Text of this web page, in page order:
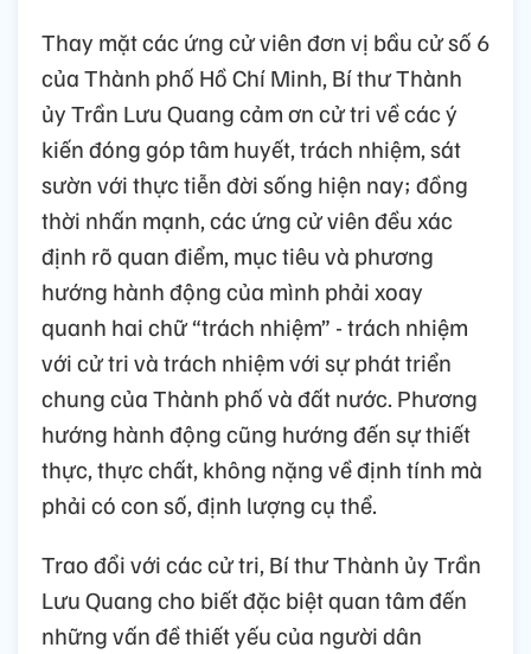
Thay mặt các ứng cử viên đơn vị bầu cử số 6
của Thành phố Hồ Chí Minh, Bí thư Thành
ủy Trần Lưu Quang cảm ơn cử tri về các ý
kiến đóng góp tâm huyết, trách nhiệm, sát
sườn với thực tiễn đời sống hiện nay; đồng
thời nhấn mạnh, các ứng cử viên đều xác
định rõ quan điểm, mục tiêu và phương
hướng hành động của mình phải xoay
quanh hai chữ “trách nhiệm” - trách nhiệm
với cử tri và trách nhiệm với sự phát triển
chung của Thành phố và đất nước. Phương
hướng hành động cũng hướng đến sự thiết
thực, thực chất, không nặng về định tính mà
phải có con số, định lượng cụ thể.
Trao đổi với các cử tri, Bí thư Thành ủy Trần
Lưu Quang cho biết đặc biệt quan tâm đến
những vấn đề thiết yếu của người dân